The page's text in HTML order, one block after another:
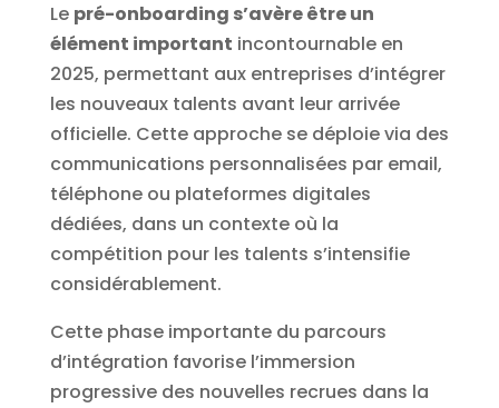
Le pré-onboarding s’avère être un
élément important incontournable en
2025, permettant aux entreprises d’intégrer
les nouveaux talents avant leur arrivée
officielle. Cette approche se déploie via des
communications personnalisées par email,
téléphone ou plateformes digitales
dédiées, dans un contexte où la
compétition pour les talents s’intensifie
considérablement.
Cette phase importante du parcours
d’intégration favorise l’immersion
progressive des nouvelles recrues dans la